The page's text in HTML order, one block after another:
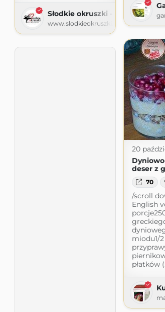
Słodkie okruszki - piecz i gotuj
www.slodkieokruszki.pl
20
deser z
70
/scroll
English
miodu1/2
płatków